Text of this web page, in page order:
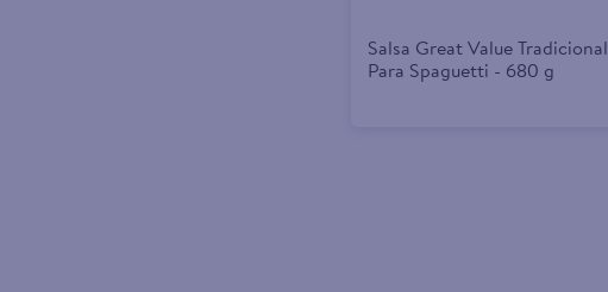
Salsa Great Value Tradicional
Para Spaguetti - 680 g